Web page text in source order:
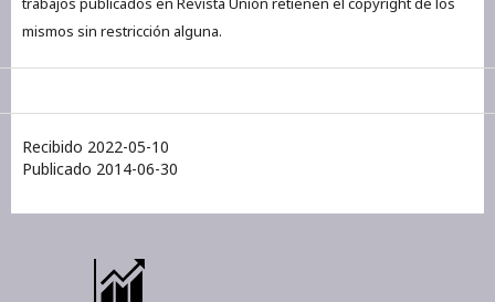
mismos sin restricción alguna.
Recibido 2022-05-10
Publicado 2014-06-30